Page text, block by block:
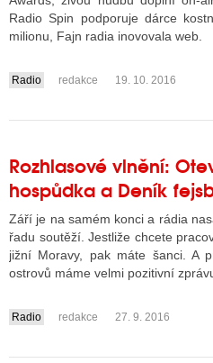
TELEVIZÍ
INTERNET
RÁDIA
STRÁNKY RÁDIÍ
Radio Spin podporuje dárce
milionu, Fajn radia inovovala web.
....
Radio redakce 19. 10. 2016
Rozhlasové vlnění:
hospůdka a Deník
Září je na samém konci a rádia
řadu soutěží. Jestliže chcete
jižní Moravy, pak máte šanci. A
ostrovů máme velmi pozitivní
....
Radio redakce 27. 9. 2016